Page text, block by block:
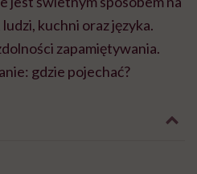
kuchni oraz języka.
zapamiętywania.
gdzie pojechać?